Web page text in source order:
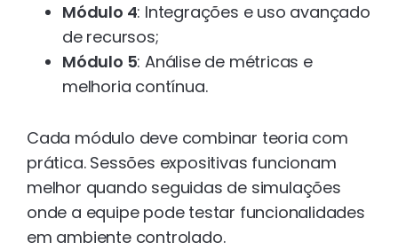
Módulo 4: Integrações e uso avançado
de recursos;
Módulo 5: Análise de métricas e
melhoria contínua.
Cada módulo deve combinar teoria com
prática. Sessões expositivas funcionam
melhor quando seguidas de simulações
onde a equipe pode testar funcionalidades
em ambiente controlado.